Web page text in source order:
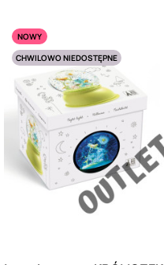
NOWY
CHWILOWO NIEDOSTĘPNE